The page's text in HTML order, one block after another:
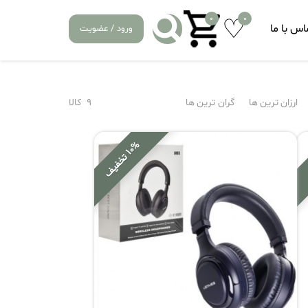
با ما
0
0
ورود / عضویت
ارزان ترین ها گران ترین ها 9 کالا
1
0
%
ت
خ
ف
ی
ف